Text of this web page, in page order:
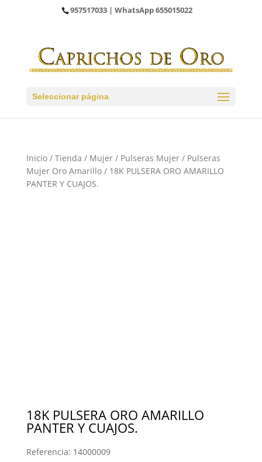
957517033 | WhatsApp655015022
Seleccionar página
Inicio/ Tienda / Mujer/ Pulseras Mujer/ Pulseras
Mujer Oro Amarillo/ 18K PULSERA ORO AMARILLO
PANTER Y CUAJOS.
18K PULSERA ORO AMARILLO
PANTER Y CUAJOS.
Referencia: 14000009